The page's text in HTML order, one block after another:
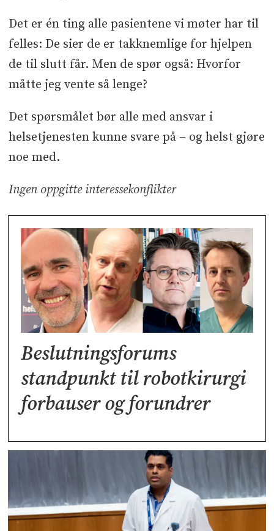
Det er én ting alle pasientene vi møter har til
felles: De sier de er takknemlige for hjelpen
de til slutt får. Men de spør også: Hvorfor
måtte jeg vente så lenge?
Det spørsmålet bør alle med ansvar i
helsetjenesten kunne svare på – og helst gjøre
noe med.
Ingen oppgitte interessekonflikter
Beslutningsforums
standpunkt til robotkirurgi
forbauser og forundrer